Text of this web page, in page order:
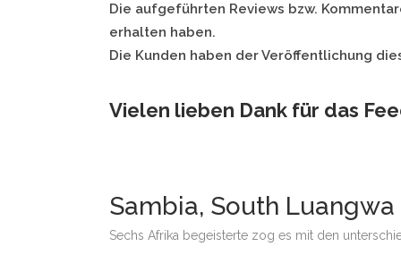
UND RUANDA
MÄRZ BIS
JUNI –
20.08. –
LUANGWA NP
Die aufgeführten Reviews bzw.
erhalten haben.
Die Kunden haben der Veröffentlichung
Vielen lieben Dank für das
Sambia, South Luangwa
Sechs Afrika begeisterte zog es mit den